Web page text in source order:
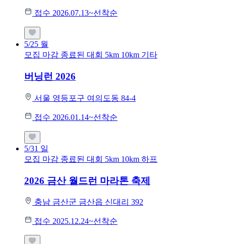
접수 2026.07.13~선착순
5/25 월
모집 마감 종료된 대회 5km 10km 기타
버닝런 2026
서울 영등포구 여의도동 84-4
접수 2026.01.14~선착순
5/31 일
모집 마감 종료된 대회 5km 10km 하프
2026 금산 월드런 마라톤 축제
충남 금산군 금산읍 신대리 392
접수 2025.12.24~선착순